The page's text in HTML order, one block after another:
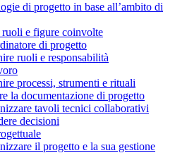
di progetto in base all’ambito di
ruoli e figure coinvolte
di progetto
ruoli e responsabilità
processi, strumenti e rituali
la documentazione di progetto
tavoli tecnici collaborativi
decisioni
il progetto e la sua gestione